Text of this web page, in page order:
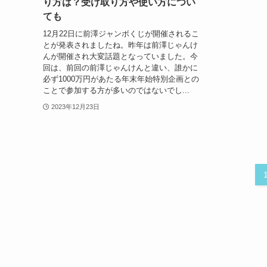
り方は？受け取り方や使い方につい
ても
12月22日に前澤ジャンボくじが開催されるこ
とが発表されましたね。昨年は前澤じゃんけ
んが開催され大変話題となっていました。今
回は、前回の前澤じゃんけんと違い、誰かに
必ず1000万円があたる年末年始特別企画との
ことで参加する方が多いのではないでし...
2023年12月23日
1